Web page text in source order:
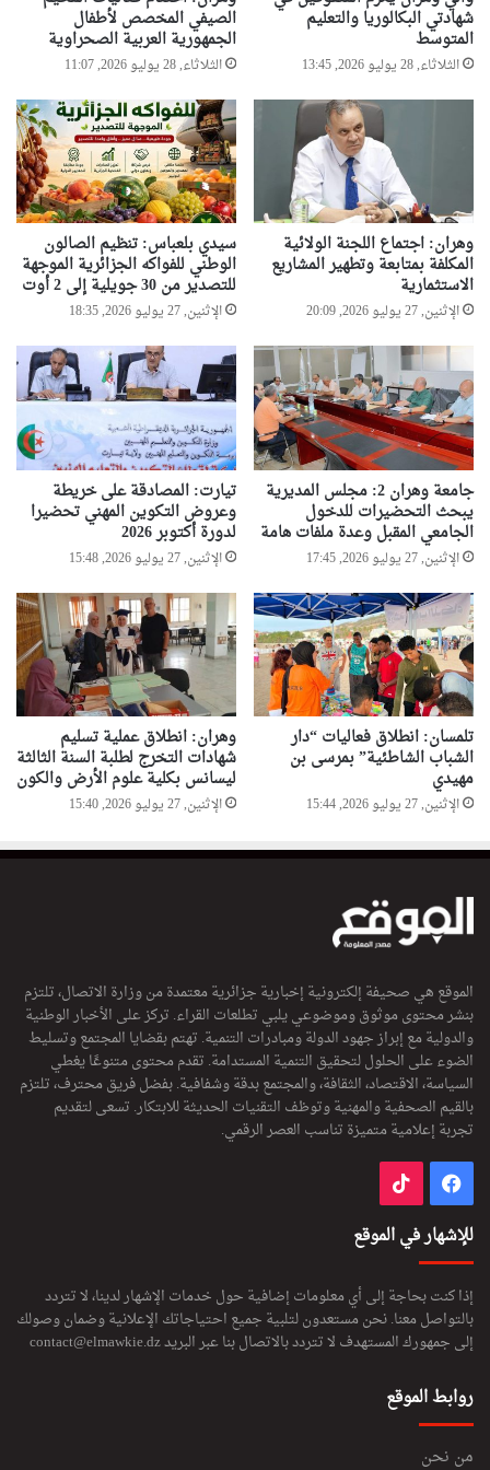
ي
م
ا
ا
ع
ف
ي
ة
ل
ى
ا
ل
ل
ا
م
ة
"
م
ح
م
د
ل
ص
ا
ل
ح
ا
ل
ص
د
ي
"
شهادتي البكالوريا والتعليم
المتوسط
الثلاثاء, 28 يوليو 2026, 13:45
الصيفي المخصص لأطفال
الجمهورية العربية الصحراوية
الثلاثاء, 28 يوليو 2026, 11:07
وهران: اجتماع اللجنة الولائية
المكلفة بمتابعة وتطهير المشاريع
الاستثمارية
الإثنين, 27 يوليو 2026, 20:09
سيدي بلعباس: تنظيم الصالون
الوطني للفواكه الجزائرية الموجهة
للتصدير من 30 جويلية إلى 2 أوت
الإثنين, 27 يوليو 2026, 18:35
جامعة وهران 2: مجلس المديرية
يبحث التحضيرات للدخول
الجامعي المقبل وعدة ملفات هامة
الإثنين, 27 يوليو 2026, 17:45
تيارت: المصادقة على خريطة
وعروض التكوين المهني تحضيرا
لدورة أكتوبر 2026
الإثنين, 27 يوليو 2026, 15:48
تلمسان: انطلاق فعاليات “دار
الشباب الشاطئية” بمرسى بن
مهيدي
الإثنين, 27 يوليو 2026, 15:44
وهران: انطلاق عملية تسليم
شهادات التخرج لطلبة السنة الثالثة
ليسانس بكلية علوم الأرض والكون
الإثنين, 27 يوليو 2026, 15:40
الموقع هي صحيفة إلكترونية إخبارية جزائرية معتمدة من وزارة الاتصال، تلتزم
بنشر محتوى موثوق وموضوعي يلبي تطلعات القراء. تركز على الأخبار الوطنية
والدولية مع إبراز جهود الدولة ومبادرات التنمية. تهتم بقضايا المجتمع وتسليط
الضوء على الحلول لتحقيق التنمية المستدامة. تقدم محتوى متنوعًا يغطي
السياسة، الاقتصاد، الثقافة، والمجتمع بدقة وشفافية. بفضل فريق محترف، تلتزم
بالقيم الصحفية والمهنية وتوظف التقنيات الحديثة للابتكار. تسعى لتقديم
تجربة إعلامية متميزة تناسب العصر الرقمي.
فيسبوك
للإشهار في الموقع
إذا كنت بحاجة إلى أي معلومات إضافية حول خدمات الإشهار لدينا، لا تتردد
بالتواصل معنا. نحن مستعدون لتلبية جميع احتياجاتك الإعلانية وضمان وصولك
إلى جمهورك المستهدف لا تتردد بالاتصال بنا عبر البريدcontact@elmawkie.dz
روابط الموقع
من نحن